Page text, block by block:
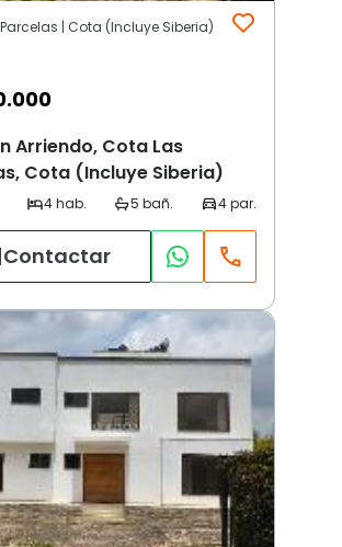
| Cota (Incluye Siberia)
Arriendo, Cota Las
Cota (Incluye Siberia)
Contactar